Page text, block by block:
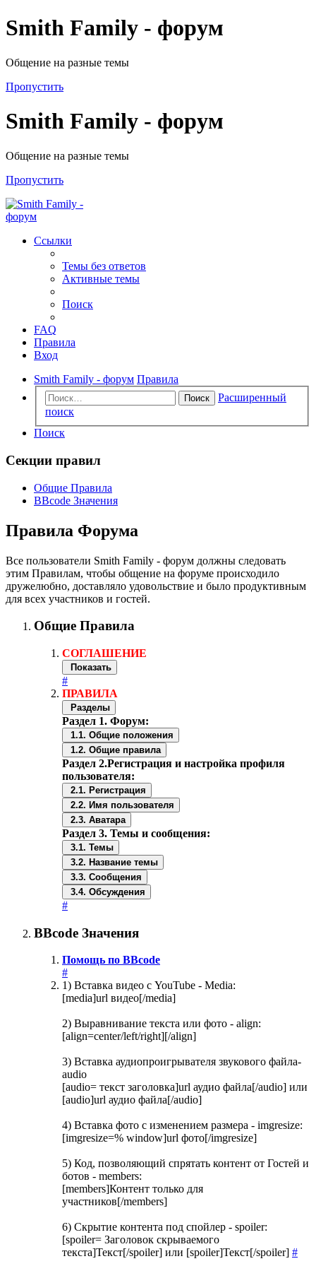
Smith Family - форум
Общение на разные темы
Пропустить
Smith Family - форум
Общение на разные темы
Пропустить
Ссылки
Темы без ответов
Активные темы
Поиск
FAQ
Правила
Вход
Smith Family - форум Правила
Поиск
Расширенный
поиск
Поиск
Секции правил
Общие Правила
BBcode Значения
Правила Форума
Все пользователи Smith Family - форум должны следовать
этим Правилам, чтобы общение на форуме происходило
дружелюбно, доставляло удовольствие и было продуктивным
для всех участников и гостей.
Общие Правила
СОГЛАШЕНИЕ
Показать
#
ПРАВИЛА
Разделы
Раздел 1. Форум:
1.1. Общие положения
1.2. Общие правила
Раздел 2.Регистрация и настройка профиля
пользователя:
2.1. Регистрация
2.2. Имя пользователя
2.3. Аватара
Раздел 3. Темы и сообщения:
3.1. Темы
3.2. Название темы
3.3. Сообщения
3.4. Обсуждения
#
BBcode Значения
Помощь по BBcode
#
1) Вставка видео с YouTube - Media:
[media]url видео[/media]
2) Выравнивание текста или фото - align:
[align=center/left/right][/align]
3) Вставка аудиопроигрывателя звукового файла-
audio
[audio= текст заголовка]url аудио файла[/audio] или
[audio]url аудио файла[/audio]
4) Вставка фото с изменением размера - imgresize:
[imgresize=% window]url фото[/imgresize]
5) Код, позволяющий спрятать контент от Гостей и
ботов - members:
[members]Контент только для
участников[/members]
6) Скрытие контента под спойлер - spoiler:
[spoiler= Заголовок скрываемого
текста]Текст[/spoiler] или [spoiler]Текст[/spoiler] #